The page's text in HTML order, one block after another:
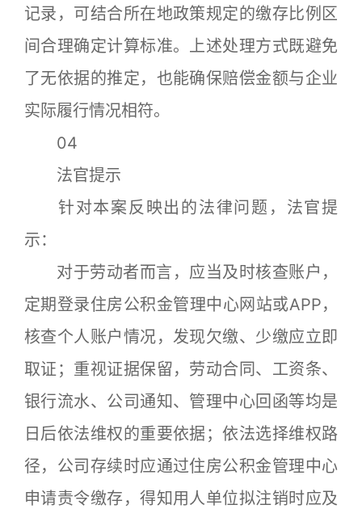
记录，可结合所在地政策规定的缴存比例区
间合理确定计算标准。上述处理方式既避免
了无依据的推定，也能确保赔偿金额与企业
实际履行情况相符。
04
法官提示
针对本案反映出的法律问题，法官提
示：
对于劳动者而言，应当及时核查账户，
定期登录住房公积金管理中心网站或APP，
核查个人账户情况，发现欠缴、少缴应立即
取证；重视证据保留，劳动合同、工资条、
银行流水、公司通知、管理中心回函等均是
日后依法维权的重要依据；依法选择维权路
径，公司存续时应通过住房公积金管理中心
申请责令缴存，得知用人单位拟注销时应及